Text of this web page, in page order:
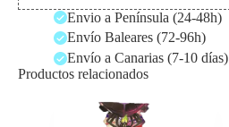
Envio a Península (24-48h)
Envío Baleares (72-96h)
Envío a Canarias (7-10 días)
Productos relacionados